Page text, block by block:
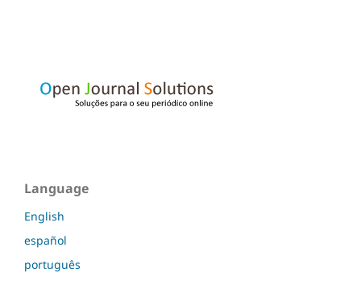
Language
English
español
português